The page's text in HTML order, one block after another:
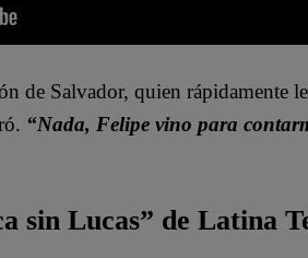
de Salvador, quien rápidamente
“Nada, Felipe vino para
sin Lucas” de Latina